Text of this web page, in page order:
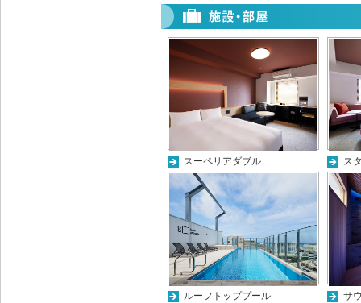
スーペリアダブル ス
ルーフトッププール
サ